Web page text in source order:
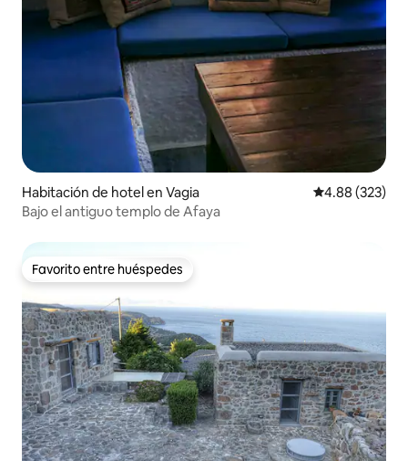
Habitación de hotel en Vagia Calificación
4.88 (323)
Bajo el antiguo templo de Afaya
Favorito entre huéspedes
Favorito entre huéspedes